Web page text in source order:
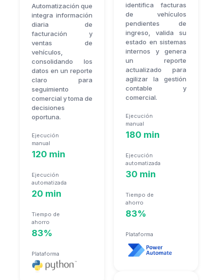
Automatización que
integra información
diaria de
facturación y
ventas de
vehículos,
consolidando los
datos en un reporte
claro para
seguimiento
comercial y toma de
decisiones
oportuna.
Ejecución
manual
120 min
Ejecución
automatizada
20 min
Tiempo de
ahorro
83%
Plataforma
identifica facturas
de vehículos
pendientes de
ingreso, valida su
estado en sistemas
internos y genera
un reporte
actualizado para
agilizar la gestión
contable y
comercial.
Ejecución
manual
180 min
Ejecución
automatizada
30 min
Tiempo de
ahorro
83%
Plataforma